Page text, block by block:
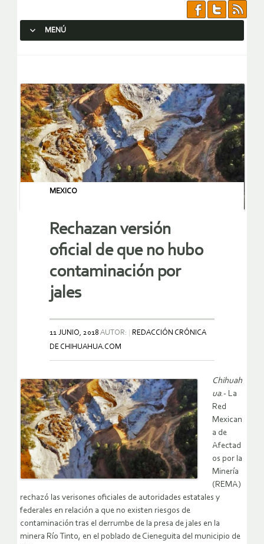
MENÚ
MEXICO
Rechazan versión
oficial de que no hubo
contaminación por
jales
11 JUNIO, 2018 AUTOR:
REDACCIÓN CRÓNICA
DE CHIHUAHUA.COM
Chihuah
ua.- La
Red
Mexican
a de
Afectad
os por la
Minería
(REMA)
rechazó las verisones oficiales de autoridades estatales y
federales en relación a que no existen riesgos de
contaminación tras el derrumbe de la presa de jales en la
minera Río Tinto, en el poblado de Cieneguita del municipio de